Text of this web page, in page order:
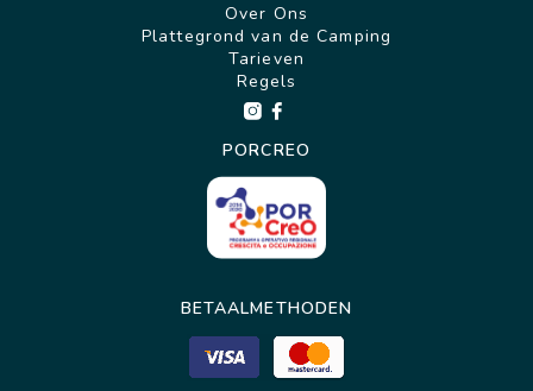
Over Ons
Plattegrond van de Camping
Tarieven
Regels
PORCREO
BETAALMETHODEN